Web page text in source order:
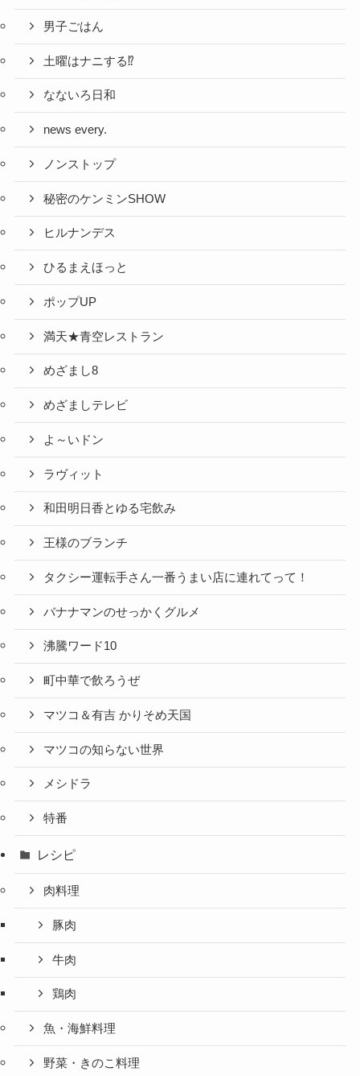
男子ごはん
土曜はナニする⁉
なないろ日和
news every.
ノンストップ
秘密のケンミンSHOW
ヒルナンデス
ひるまえほっと
ポップUP
満天★青空レストラン
めざまし8
めざましテレビ
よ～いドン
ラヴィット
和田明日香とゆる宅飲み
王様のブランチ
タクシー運転手さん一番うまい店に連れてって！
バナナマンのせっかくグルメ
沸騰ワード10
町中華で飲ろうぜ
マツコ＆有吉 かりそめ天国
マツコの知らない世界
メシドラ
特番
レシピ
肉料理
豚肉
牛肉
鶏肉
魚・海鮮料理
野菜・きのこ料理